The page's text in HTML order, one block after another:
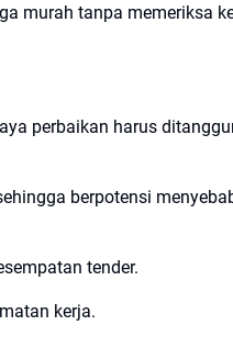
murah tanpa memeriksa
perbaikan harus
berpotensi
tender.
kerja.